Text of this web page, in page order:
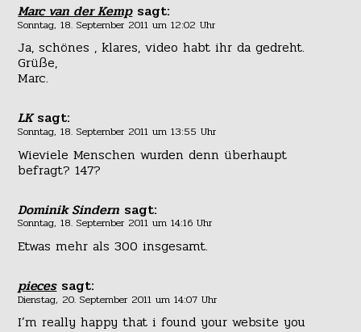
Marc van der Kemp sagt:
Sonntag, 18. September 2011 um 12:02 Uhr
Ja, schönes , klares, video habt ihr da gedreht.
Grüße,
Marc.
LK sagt:
Sonntag, 18. September 2011 um 13:55 Uhr
Wieviele Menschen wurden denn überhaupt
befragt? 147?
Dominik Sindern sagt:
Sonntag, 18. September 2011 um 14:16 Uhr
Etwas mehr als 300 insgesamt.
pieces sagt:
Dienstag, 20. September 2011 um 14:07 Uhr
I’m really happy that i found your website you